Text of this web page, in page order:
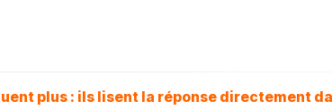
plus : ils lisent la réponse directement